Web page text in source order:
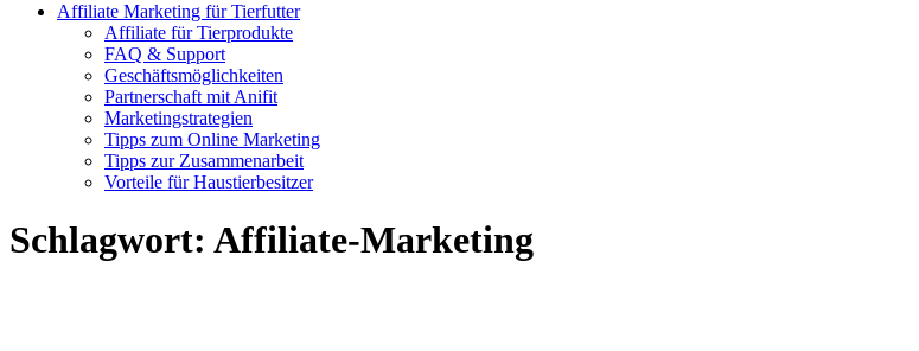
Affiliate Marketing für Tierfutter
Affiliate für Tierprodukte
FAQ & Support
Geschäftsmöglichkeiten
Partnerschaft mit Anifit
Marketingstrategien
Tipps zum Online Marketing
Tipps zur Zusammenarbeit
Vorteile für Haustierbesitzer
Schlagwort: Affiliate-Marketing